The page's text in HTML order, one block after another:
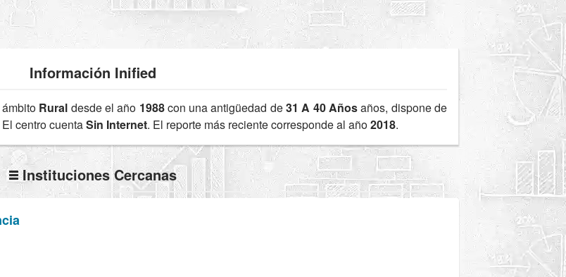
Información Inified
Rural desde el año 1988con una antigüedad de31 A 40 Añosaños, dispone de
centro cuentaSin Internet. El reporte más reciente corresponde al año2018.
Instituciones Cercanas